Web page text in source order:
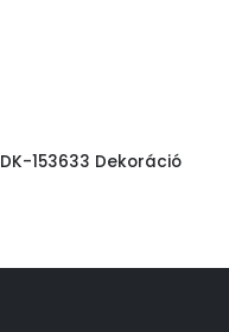
DK-153633 Dekoráció